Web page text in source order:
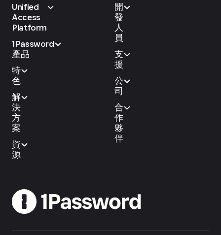
Unified
Access
Platform
1Password
產品
特
色
解
決
方
案
資
源
開
發
人
員
支
援
公
司
合
作
夥
伴